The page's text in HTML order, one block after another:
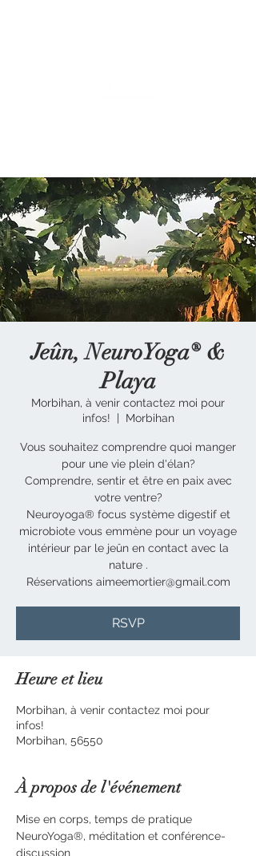
Jeûn, NeuroYoga® &
Playa
Morbihan, à venir contactez moi pour
infos!
  |
Morbihan
Vous souhaitez comprendre quoi manger
pour une vie plein d'élan?
Comprendre, sentir et être en paix avec
votre ventre?
Neuroyoga® focus système digestif et
microbiote vous emmène pour un voyage
intérieur par le jeûn en contact avec la
nature .
Réservations aimeemortier@gmail.com
RSVP
Heure et lieu
Morbihan, à venir contactez moi pour
infos!
Morbihan, 56550
À propos de l'événement
Mise en corps, temps de pratique
NeuroYoga®, méditation et conférence-
discussion